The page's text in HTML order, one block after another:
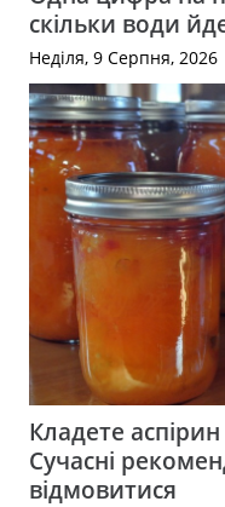
скільки води
Неділя, 9 Серпня, 2026
Кладете
Сучасні
відмовитися